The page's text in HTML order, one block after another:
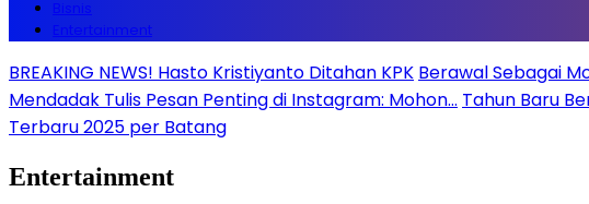
Bisnis
Entertainment
BREAKING NEWS! Hasto Kristiyanto Ditahan KPK Berawal Sebagai
Mendadak Tulis Pesan Penting di Instagram: Mohon… Tahun Baru
Terbaru 2025 per Batang
Entertainment